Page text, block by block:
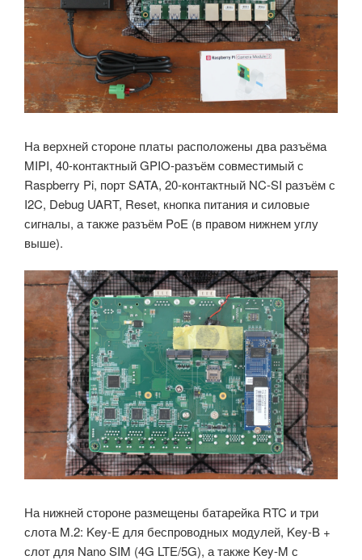
На верхней стороне платы расположены два разъёма
MIPI, 40-контактный GPIO-разъём совместимый с
Raspberry Pi, порт SATA, 20-контактный NC-SI разъём с
I2C, Debug UART, Reset, кнопка питания и силовые
сигналы, а также разъём PoE (в правом нижнем углу
выше).
На нижней стороне размещены батарейка RTC и три
слота M.2: Key-E для беспроводных модулей, Key-B +
слот для Nano SIM (4G LTE/5G), а также Key-M с